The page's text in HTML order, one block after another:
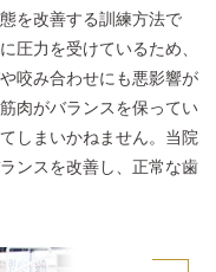
を改善する訓練方法で
圧力を受けているため、
咬み合わせにも悪影響が
肉がバランスを保ってい
しまいかねません。当院
ンスを改善し、正常な歯